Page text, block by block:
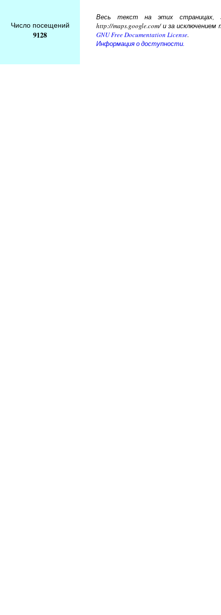
Число посещений
9128
Весь текст на этих страницах,
http://maps.google.com/ и за
GNU Free Documentation License.
Информация о доступности.